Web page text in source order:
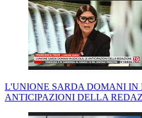
L'UNIONE SARDA DOMANI IN
ANTICIPAZIONI DELLA